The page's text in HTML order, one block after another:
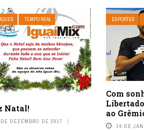
TEMPO REAL
Natal!
DEZEMBRO DE 2017
ESPORTES
Com
ao
14 DE